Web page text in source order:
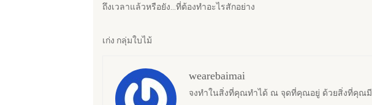
ถึงเวลาแล้วหรือยัง…ที่ต้องทำอะไรสักอย่าง
เก่ง กลุ่มใบไม้
wearebaimai
จงทำในสิ่งที่คุณทำได้ ณ จุดที่คุณอยู่ ด้วยสิ่งที่คุณมี